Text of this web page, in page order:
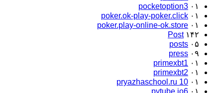
pocketoption3 ۰۱
poker.ok-play-poker.click ۰۱
poker.play-online-ok.store ۰۱
Post ۱۴۲
posts ۰۵
press ۰۹
primexbt1 ۰۱
primexbt2 ۰۱
pryazhaschool.ru 10 ۰۱
pytube.io6 ۰۱